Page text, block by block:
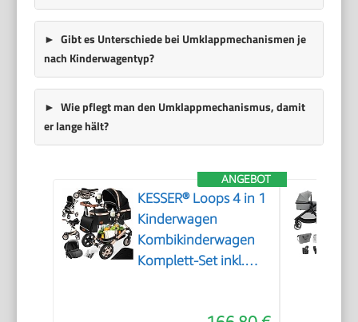
Gibt es Unterschiede bei Umklappmechanismen je
nach Kinderwagentyp?
Wie pflegt man den Umklappmechanismus, damit
er lange hält?
ANGEBOT
KESSER® Loops 4 in 1
Kinderwagen
Kombikinderwagen
Komplett-Set inkl.